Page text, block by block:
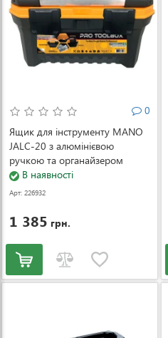
0
Ящик для інструменту MANO
JALC-20 з алюмінієвою
ручкою та органайзером
(JALC-20)
В наявності
Арт: 226932
1 385 грн.